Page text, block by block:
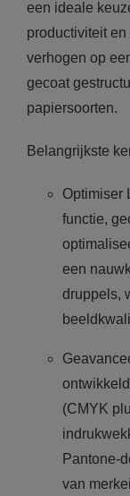
een ideale
productiviteit
verhogen op
gecoat
papiersoorten.
Belangrijkste
Optimiser
functie,
een
druppels,
(CMYK
Pantone-
van